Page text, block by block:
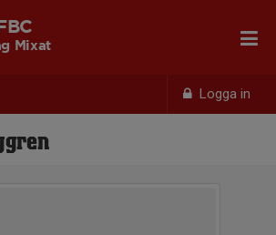
Logga in
Mixat